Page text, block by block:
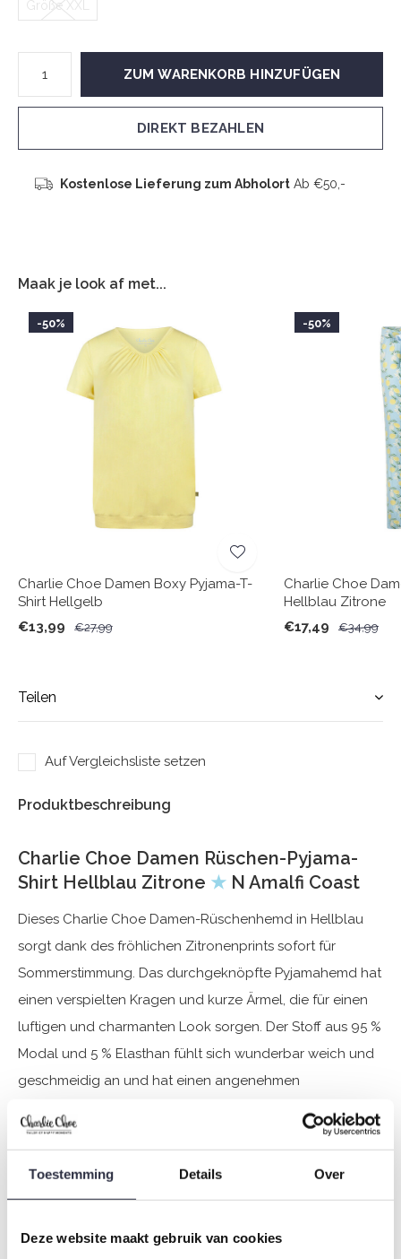
Toestemming Details Over
Deze website maakt gebruik van cookies
Größe XXL
ZUM WARENKORB HINZUFÜGEN
DIREKT BEZAHLEN
Kostenlose Lieferung zum AbholortAb €50,-
Maak je look af met...
-50%
Charlie Choe Damen Boxy Pyjama-T-
Shirt Hellgelb
€13,99
€27,99
-50%
Charlie Choe
Hellblau Zitrone
€17,49
€34,99
Teilen
Auf Vergleichsliste setzen
Produktbeschreibung
Charlie Choe Damen Rüschen-Pyjama-
Shirt Hellblau Zitrone ★ N Amalfi Coast
Dieses Charlie Choe Damen-Rüschenhemd in Hellblau
sorgt dank des fröhlichen Zitronenprints sofort für
Sommerstimmung. Das durchgeknöpfte Pyjamahemd hat
einen verspielten Kragen und kurze Ärmel, die für einen
luftigen und charmanten Look sorgen. Der Stoff aus 95 %
Modal und 5 % Elasthan fühlt sich wunderbar weich und
geschmeidig an und hat einen angenehmen
Charlie Choe Rüschenhemd mit Knopfverschluss ist